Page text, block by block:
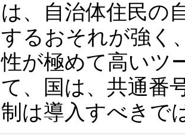
は、自治体住民の
するおそれが強く
性が極めて高いツ
て、国は、共通番
制は導入すべきで